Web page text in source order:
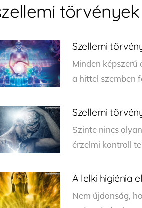
törvények
Szellemi
Minden
a hittel szemben
Szellemi
Szinte nincs
érzelmi kontroll
A lelki higiénia
Nem újdonság,